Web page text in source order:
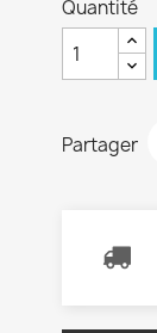
Quantité
Partager